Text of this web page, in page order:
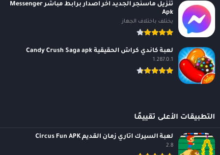
تنزيل ماسنجر الجديد اخر اصدار برابط مباشر Messenger
Apk
يختلف باختلاف الجهاز
لعبة كاندي كراش الحقيقية Candy Crush Saga apk
1.287.0.1
التطبيقات الأعلى تقييمًا
لعبة السيرك اتاري زمان القديم Circus Fun APK
2.8